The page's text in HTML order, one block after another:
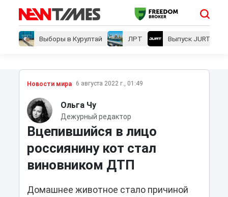
Выборы в Курултай ЛРТ Выпуск JURT
Новости мира 6 августа 2022 г., 01:49
Ольга Чу
Дежурный редактор
Вцепившийся в лицо
россиянину кот стал
виновником ДТП
Домашнее животное стало причиной